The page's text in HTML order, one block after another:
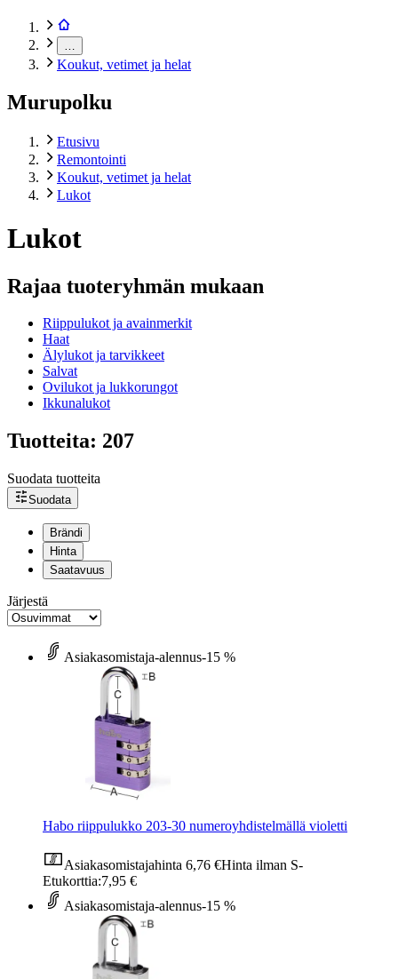
Koukut, vetimet ja helat
Murupolku
Etusivu
Remontointi
Koukut, vetimet ja helat
Lukot
Lukot
Rajaa tuoteryhmän mukaan
Riippulukot ja avainmerkit
Haat
Älylukot ja tarvikkeet
Salvat
Ovilukot ja lukkorungot
Ikkunalukot
Tuotteita: 207
Suodata tuotteita
Suodata
Brändi
Hinta
Saatavuus
Järjestä
Asiakasomistaja-alennus-15 %
Habo riippulukko 203-30 numeroyhdistelmällä violetti
Asiakasomistajahinta 6,76 €Hinta ilman S-
Etukorttia:7,95 €
Asiakasomistaja-alennus-15 %